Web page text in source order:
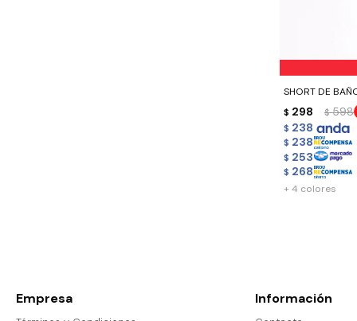
SHORT DE
$ 298 $ 598
$ 238
$ 238
$ 253
$ 268
- +
+ 4 colores
Empresa Información